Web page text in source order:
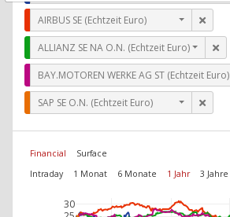
AIRBUS SE (Echtzeit Euro)
ALLIANZ SE NA O.N. (Echtzeit Euro)
BAY.MOTOREN WERKE AG ST (Echtzeit Euro)
SAP SE O.N. (Echtzeit Euro)
Financial
Surface
Intraday
1 Monat 6 Monate 1 Jahr 3 Jahre
30